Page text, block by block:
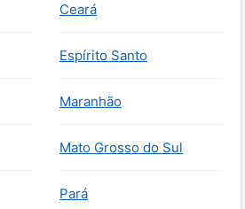
Ceará
Espírito Santo
Maranhão
Mato Grosso do Sul
Pará